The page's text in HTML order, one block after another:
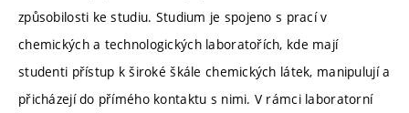
způsobilosti ke studiu. Studium je spojeno s prací v
chemických a technologických laboratořích, kde mají
studenti přístup k široké škále chemických látek, manipulují a
přicházejí do přímého kontaktu s nimi. V rámci laboratorní